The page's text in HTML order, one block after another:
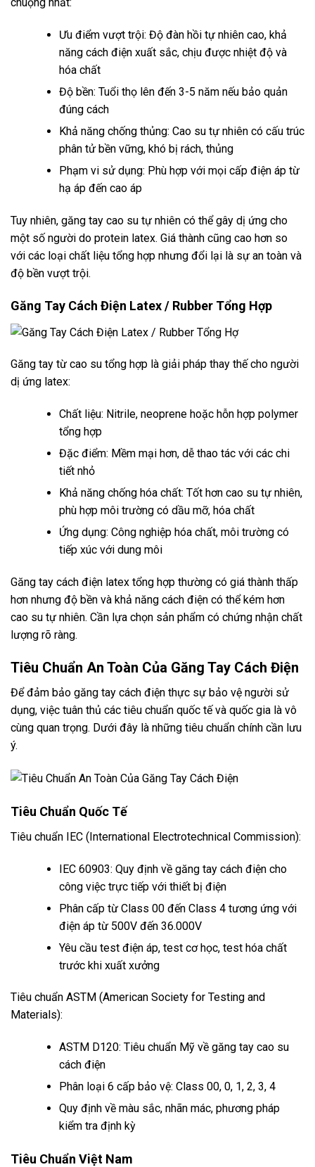
Ưu điểm vượt trội: Độ đàn hồi tự nhiên cao, khả
năng cách điện xuất sắc, chịu được nhiệt độ và
hóa chất
Độ bền: Tuổi thọ lên đến 3-5 năm nếu bảo quản
đúng cách
Khả năng chống thủng: Cao su tự nhiên có cấu trúc
phân tử bền vững, khó bị rách, thủng
Phạm vi sử dụng: Phù hợp với mọi cấp điện áp từ
hạ áp đến cao áp
Tuy nhiên, găng tay cao su tự nhiên có thể gây dị ứng cho
một số người do protein latex. Giá thành cũng cao hơn so
với các loại chất liệu tổng hợp nhưng đổi lại là sự an toàn và
độ bền vượt trội.
Găng Tay Cách Điện Latex / Rubber Tổng Hợp
Găng tay từ cao su tổng hợp là giải pháp thay thế cho người
dị ứng latex:
Chất liệu: Nitrile, neoprene hoặc hỗn hợp polymer
tổng hợp
Đặc điểm: Mềm mại hơn, dễ thao tác với các chi
tiết nhỏ
Khả năng chống hóa chất: Tốt hơn cao su tự nhiên,
phù hợp môi trường có dầu mỡ, hóa chất
Ứng dụng: Công nghiệp hóa chất, môi trường có
tiếp xúc với dung môi
Găng tay cách điện latex tổng hợp thường có giá thành thấp
hơn nhưng độ bền và khả năng cách điện có thể kém hơn
cao su tự nhiên. Cần lựa chọn sản phẩm có chứng nhận chất
lượng rõ ràng.
Tiêu Chuẩn An Toàn Của Găng Tay Cách Điện
Để đảm bảo găng tay cách điện thực sự bảo vệ người sử
dụng, việc tuân thủ các tiêu chuẩn quốc tế và quốc gia là vô
cùng quan trọng. Dưới đây là những tiêu chuẩn chính cần lưu
ý.
Tiêu Chuẩn Quốc Tế
Tiêu chuẩn IEC (International Electrotechnical Commission):
IEC 60903: Quy định về găng tay cách điện cho
công việc trực tiếp với thiết bị điện
Phân cấp từ Class 00 đến Class 4 tương ứng với
điện áp từ 500V đến 36.000V
Yêu cầu test điện áp, test cơ học, test hóa chất
trước khi xuất xưởng
Tiêu chuẩn ASTM (American Society for Testing and
Materials):
ASTM D120: Tiêu chuẩn Mỹ về găng tay cao su
cách điện
Phân loại 6 cấp bảo vệ: Class 00, 0, 1, 2, 3, 4
Quy định về màu sắc, nhãn mác, phương pháp
kiểm tra định kỳ
Tiêu Chuẩn Việt Nam